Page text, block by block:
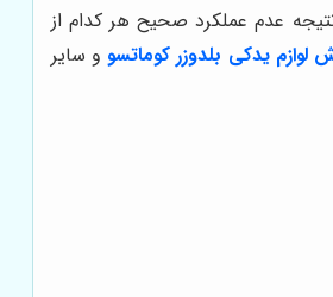
عدم عملکرد صحیح هر کدام از
لوازم یدکی بلدوزر کوماتسو و سایر